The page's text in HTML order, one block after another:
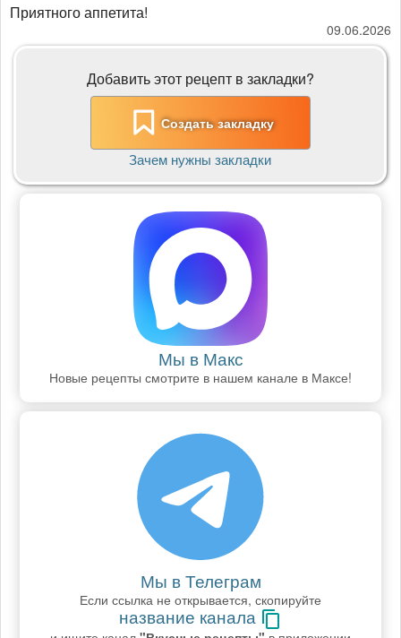
​​​​​​​Приятного аппетита!
09.06.2026
Добавить этот рецепт в закладки?
Создать закладку
Зачем нужны закладки
Мы в Макс
Новые рецепты смотрите в нашем канале в Максе!
Мы в Телеграм
Если ссылка не открывается, скопируйте
название канала